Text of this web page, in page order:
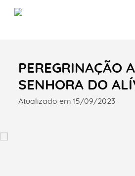
Termo de Pesquisa
PEREGRINAÇÃO
SENHORA DO
Atualizado em 15/09/2023